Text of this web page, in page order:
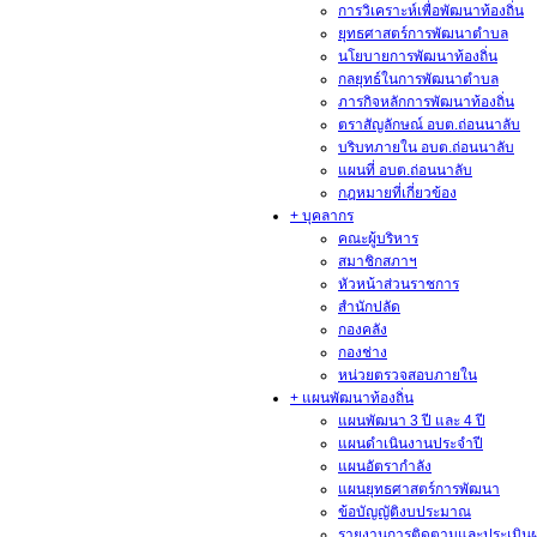
การวิเคราะห์เพื่อพัฒนาท้องถิ่น
ยุทธศาสตร์การพัฒนาตำบล
นโยบายการพัฒนาท้องถิ่น
กลยุทธ์ในการพัฒนาตำบล
ภารกิจหลักการพัฒนาท้องถิ่น
ตราสัญลักษณ์ อบต.ถ่อนนาลับ
บริบทภายใน อบต.ถ่อนนาลับ
แผนที่ อบต.ถ่อนนาลับ
กฎหมายที่เกี่ยวข้อง
+ บุคลากร
คณะผู้บริหาร
สมาชิกสภาฯ
หัวหน้าส่วนราชการ
สำนักปลัด
กองคลัง
กองช่าง
หน่วยตรวจสอบภายใน
+ แผนพัฒนาท้องถิ่น
แผนพัฒนา 3 ปี และ 4 ปี
แผนดำเนินงานประจำปี
แผนอัตรากำลัง
แผนยุทธศาสตร์การพัฒนา
ข้อบัญญัติงบประมาณ